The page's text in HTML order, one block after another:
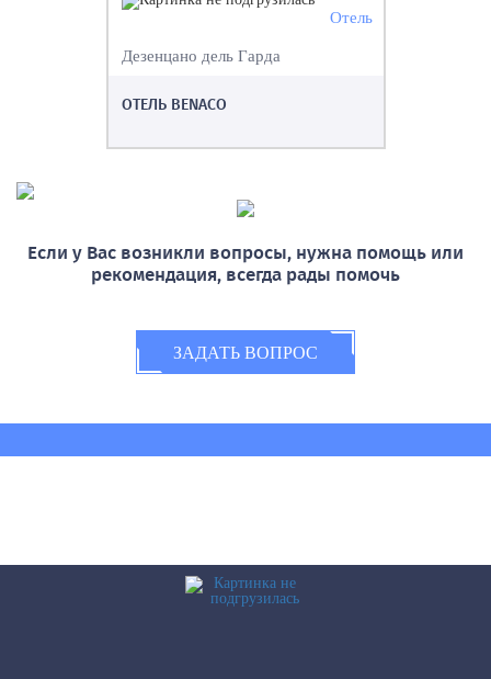
Отель
Дезенцано дель Гарда
ОТЕЛЬ BENACO
Если у Вас возникли вопросы, нужна помощь или
рекомендация, всегда рады помочь
ЗАДАТЬ ВОПРОС